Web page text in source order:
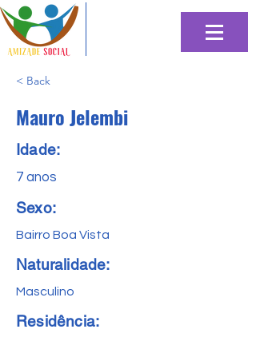
< Back
Mauro Jelembi
Idade:
7 anos
Sexo:
Bairro Boa Vista
Naturalidade:
Masculino
Residência: